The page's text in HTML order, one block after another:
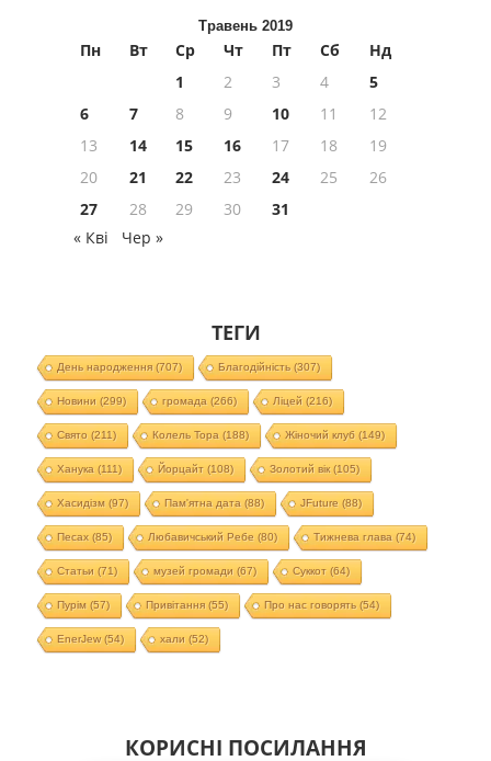
Травень 2019
Пн Вт Ср Чт Пт Сб
Нд
1
2 3 4
5
6
7 8 9 10 11
12
13
14 15 16 17 18
19
20
21 22 23 24 25
26
27
28 29 30
31
« Кві
Чер »
ТЕГИ
День народження(707) Благодійність (307)
Новини (299) громада (266) Ліцей (216)
Свято (211) Колель Тора (188) Жіночий клуб (149)
Ханука (111) Йорцайт (108) Золотий вік(105)
Хасидізм (97) Пам'ятна дата (88) JFuture (88)
Песах(85) Любавичський Ребе (80) Тижнева глава (74)
Статьи (71) музей громади (67) Суккот (64)
Пурім (57) Привітання(55) Про нас говорять (54)
EnerJew(54) хали (52)
КОРИСНІ ПОСИЛАННЯ